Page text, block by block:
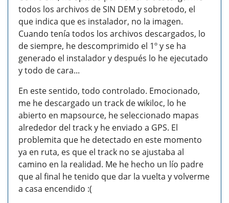
todos los archivos de SIN DEM y sobretodo, el
que indica que es instalador, no la imagen.
Cuando tenía todos los archivos descargados, lo
de siempre, he descomprimido el 1º y se ha
generado el instalador y después lo he ejecutado
y todo de cara...
En este sentido, todo controlado. Emocionado,
me he descargado un track de wikiloc, lo he
abierto en mapsource, he seleccionado mapas
alrededor del track y he enviado a GPS. El
problemita que he detectado en este momento
ya en ruta, es que el track no se ajustaba al
camino en la realidad. Me he hecho un lío padre
que al final he tenido que dar la vuelta y volverme
a casa encendido :(